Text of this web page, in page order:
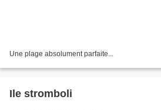
Une plage absolument parfaite...
Ile stromboli